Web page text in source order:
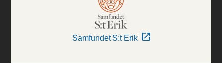
Samfundet S:t Erik